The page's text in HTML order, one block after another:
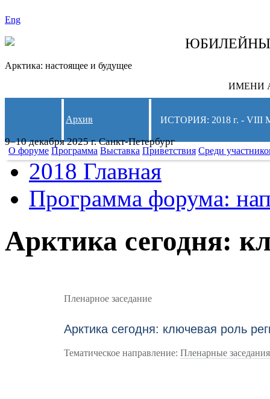
Eng
Арктика: настоящее и будущее
ИМЕНИ
9–10 декабря 2025 г. Санкт-Петербург
Архив ИСТОРИЯ: 2018 г. -
О форуме Программа Выставка Приветствия Среди
2018 Главная
Программа форума:
Арктика сегодня:
Пленарное заседание
Арктика сегодня: ключевая роль
Тематическое направление:Пленарные заседания